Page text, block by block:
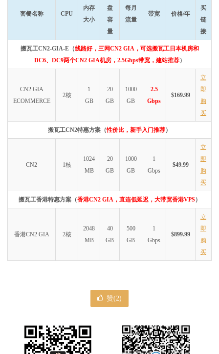
套餐名称 CPU
内存
大小
盘
容
量
每月
流量
带宽 价格/年
买
链
接
搬瓦工CN2-GIA-E（线路好，三网CN2 GIA，可选搬瓦工日本机房和
DC6、DC9两个CN2 GIA机房，2.5Gbps带宽，建站推荐）
CN2 GIA
ECOMMERCE
2核
1
GB
20
GB
1000
GB
2.5
Gbps
$169.99
立
即
购
买
搬瓦工CN2特惠方案（性价比，新手入门推荐）
CN2 1核
1024
MB
20
GB
1000
GB
1
Gbps
$49.99
立
即
购
买
搬瓦工香港特惠方案（香港CN2 GIA，直连低延迟，大带宽香港VPS）
香港CN2 GIA 2核
2048
MB
40
GB
500
GB
1
Gbps
$899.99
立
即
购
买
赞(2)